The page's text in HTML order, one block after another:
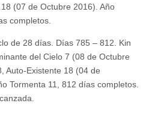
(07 de Octubre 2016). Año
completos.
de 28 días. Días 785 – 812. Kin
del Cielo 7 (08 de Octubre
Auto-Existente 18 (04 de
Tormenta 11, 812 días completos.